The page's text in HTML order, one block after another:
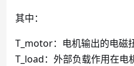
其中：
T_motor：电机输出的电磁
T_load：外部负载作用在电